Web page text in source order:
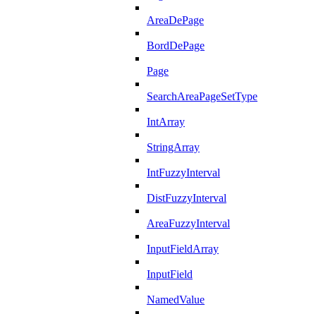
AreaDePage
BordDePage
Page
SearchAreaPageSetType
IntArray
StringArray
IntFuzzyInterval
DistFuzzyInterval
AreaFuzzyInterval
InputFieldArray
InputField
NamedValue